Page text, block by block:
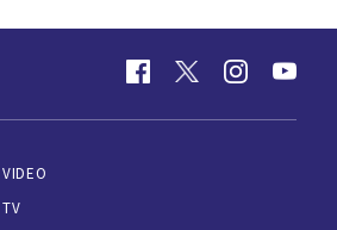
VIDEO
TV